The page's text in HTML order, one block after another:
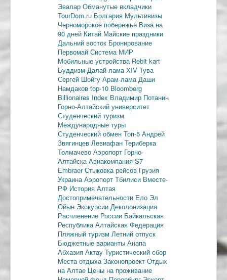
Эвалар Обманутые вкладчики
TourDom.ru Болгария Мультивизы
Черноморское побережье Виза на
90 дней Китай Майские праздники
Дальний восток Бронирование
Первомай Система МИР
Мобильные устройства Rebit kart
Буддизм Далай-лама XIV Тува
Сергей Шойгу Арам-лама Даши
Намдаков top-10 Bloomberg
Billionaires Index Владимир Потанин
Горно-Алтайский университет
Студенческий туризм
Международные туры
Студенческий обмен Топ-5 Андрей
Звягинцев Левиафан Териберка
Толмачево Аэропорт Горно-
Алтайска Авиакомпания S7
EmbraerСтыковка рейсов Грузия
Украина Аэропорт Тбилиси Вместе-
РФ История Алтая
Достопримечательности Ело Эл
Ойын Экскурсии Деколонизация
Расчленение России Байкальская
Республика Алтайская Федерация
Пляжный туризм Летний отпуск
Бюджетные варианты Анапа
Абхазия Актау Туристический сбор
Места отдыха Законопроект Отдых
на Алтае Цены на проживание